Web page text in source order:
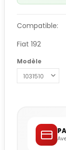
Compatible:
Fiat 192
Modèle